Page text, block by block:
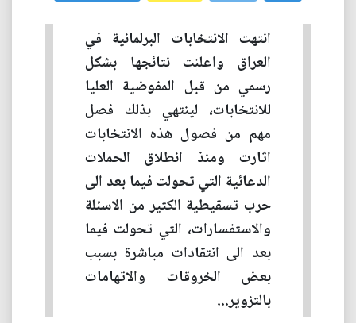
انتهت الانتخابات البرلمانية في
العراق واعلنت نتائجها بشكل
رسمي من قبل المفوضية العليا
للانتخابات، لينتهي بذلك فصل
مهم من فصول هذه الانتخابات
اثارت ومنذ انطلاق الحملات
الدعائية التي تحولت فيما بعد الى
حرب تسقيطية الكثير من الاسئلة
والاستفسارات، التي تحولت فيما
بعد الى انتقادات مباشرة بسبب
بعض الخروقات والاتهامات
بالتزوير...